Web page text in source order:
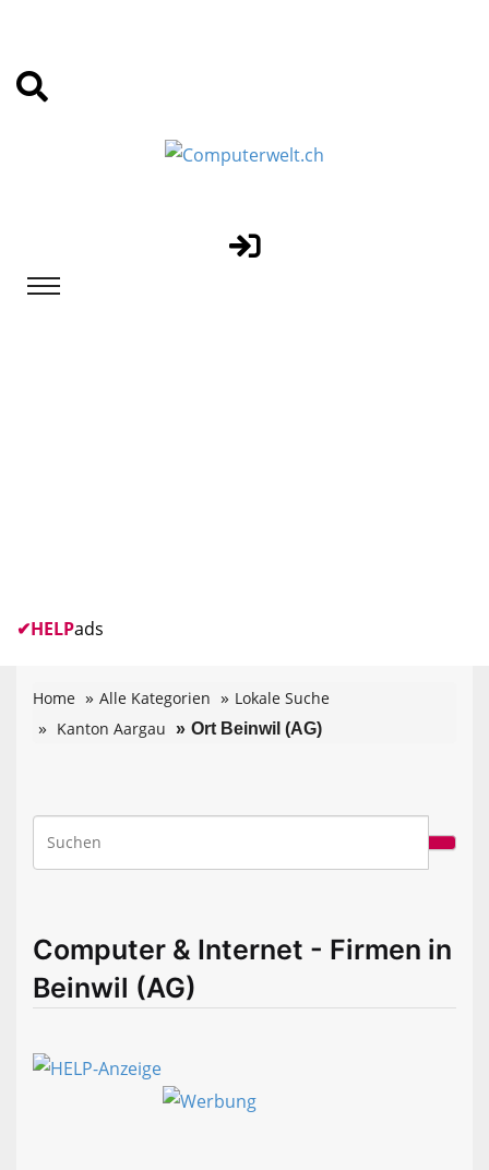
✔HELPads
Home Alle Kategorien
Lokale Suche
Kanton Aargau
Ort Beinwil (AG)
Computer & Internet - Firmen in
Beinwil (AG)